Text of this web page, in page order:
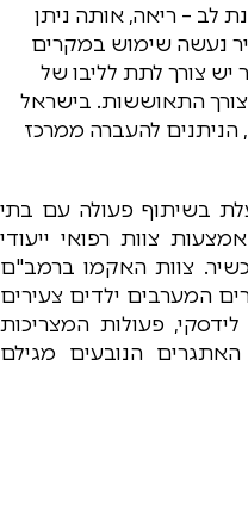
לב – ריאה, אותה ניתן
נעשה שימוש במקרים
יש צורך לתת לליבו של
התאוששות. בישראל
להעברה ממרכז
בשיתוף פעולה עם בתי
צוות רפואי ייעודי
צוות האקמו ברמב"ם
המערבים ילדים צעירים
פעולות המצריכות
הנובעים מגילם